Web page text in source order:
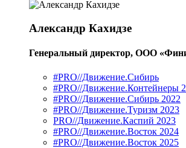
Александр Кахидзе
Генеральный директор, ООО
#PRO//Движение.Сибирь
#PRO//Движение.Контейнеры
#PRO//Движение.Сибирь 2022
#PRO//Движение.Туризм 2023
PRO//Движение.Каспий 2023
#PRO//Движение.Восток 2024
#PRO//Движение.Восток 2025